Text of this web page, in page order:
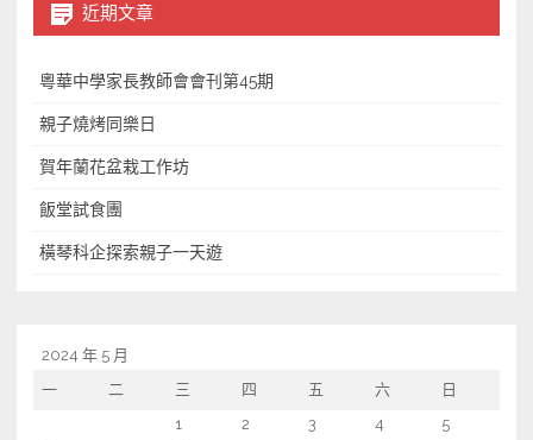
教
近期文章
粵華中學家長教師會會刊第45期
親子燒烤同樂日
賀年蘭花盆栽工作坊
飯堂試食團
橫琴科企探索親子一天遊
2024 年 5 月
一
二 三 四 五 六
日
1
2 3 4
5